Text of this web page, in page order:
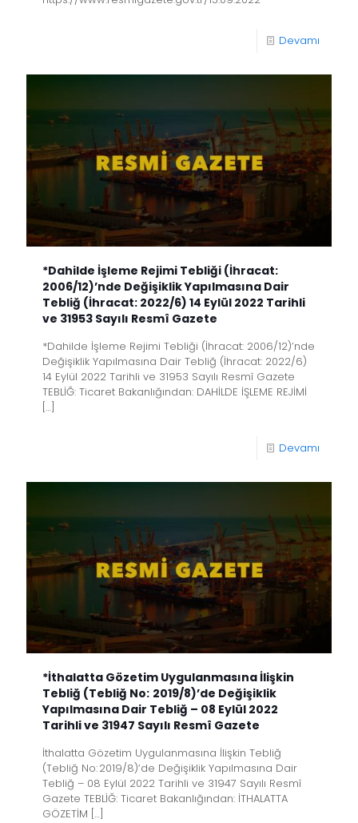
Devamı
*Dahilde İşleme Rejimi Tebliği (İhracat:
2006/12)’nde Değişiklik Yapılmasına Dair
Tebliğ (İhracat: 2022/6) 14 Eylül 2022 Tarihli
ve 31953 Sayılı Resmî Gazete
*Dahilde İşleme Rejimi Tebliği (İhracat: 2006/12)’nde
Değişiklik Yapılmasına Dair Tebliğ (İhracat: 2022/6)
14 Eylül 2022 Tarihli ve 31953 Sayılı Resmî Gazete
TEBLİĞ: Ticaret Bakanlığından: DAHİLDE İŞLEME REJİMİ
[…]
Devamı
*İthalatta Gözetim Uygulanmasına İlişkin
Tebliğ (Tebliğ No: 2019/8)’de Değişiklik
Yapılmasına Dair Tebliğ – 08 Eylül 2022
Tarihli ve 31947 Sayılı Resmî Gazete
İthalatta Gözetim Uygulanmasına İlişkin Tebliğ
(Tebliğ No: 2019/8)’de Değişiklik Yapılmasına Dair
Tebliğ – 08 Eylül 2022 Tarihli ve 31947 Sayılı Resmî
Gazete TEBLİĞ: Ticaret Bakanlığından: İTHALATTA
GÖZETİM […]